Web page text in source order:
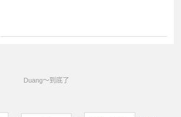
Duang～到底了